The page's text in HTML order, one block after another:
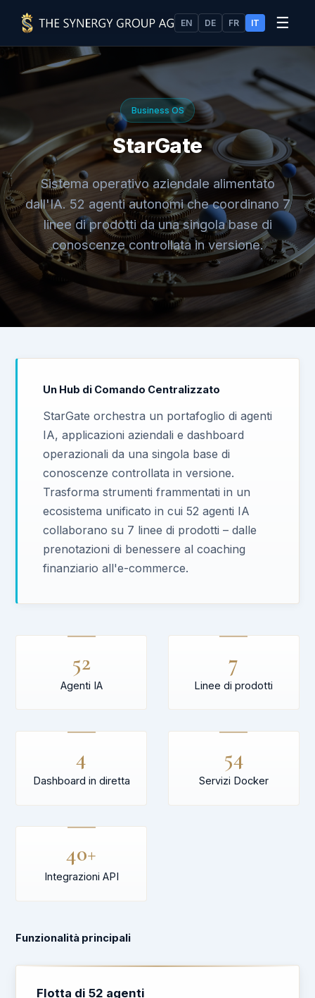
EN DE FR IT ☰
Business OS
StarGate
Sistema operativo aziendale alimentato
dall'IA. 52 agenti autonomi che coordinano 7
linee di prodotti da una singola base di
conoscenze controllata in versione.
Un Hub di Comando Centralizzato
StarGate orchestra un portafoglio di agenti
IA, applicazioni aziendali e dashboard
operazionali da una singola base di
conoscenze controllata in versione.
Trasforma strumenti frammentati in un
ecosistema unificato in cui 52 agenti IA
collaborano su 7 linee di prodotti – dalle
prenotazioni di benessere al coaching
finanziario all'e-commerce.
52
Agenti IA
7
Linee di prodotti
4
Dashboard in diretta
54
Servizi Docker
40+
Integrazioni API
Funzionalità principali
Flotta di 52 agenti